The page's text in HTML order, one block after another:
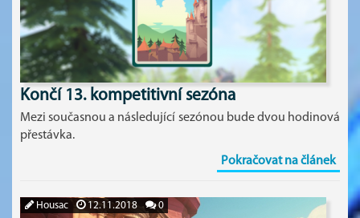
Končí 13. kompetitivní sezóna
Mezi současnou a následující sezónou bude dvou hodinová
přestávka.
Pokračovat na článek
Housac 12.11.2018 0